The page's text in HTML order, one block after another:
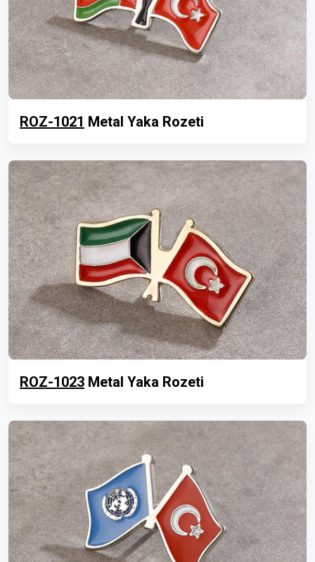
ROZ-1021 Metal Yaka Rozeti
ROZ-1023 Metal Yaka Rozeti